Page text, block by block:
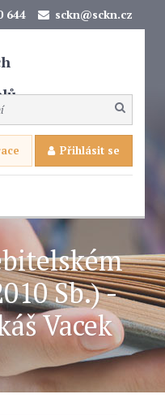
644 sckn@sckn.cz
Přihlásit se
Sb.) -
Vacek